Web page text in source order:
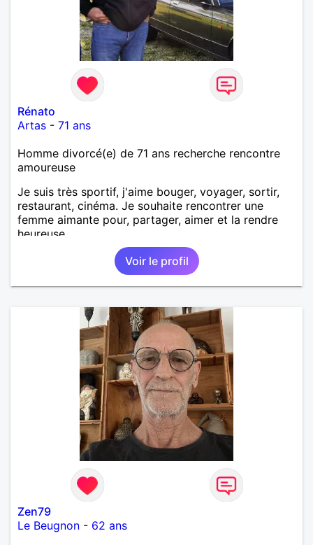
Rénato
Artas - 71 ans
Homme divorcé(e) de 71 ans recherche rencontre
amoureuse
Je suis très sportif, j'aime bouger, voyager, sortir,
restaurant, cinéma. Je souhaite rencontrer une
femme aimante pour, partager, aimer et la rendre
heureuse.
Voir le profil
Zen79
Le Beugnon - 62 ans